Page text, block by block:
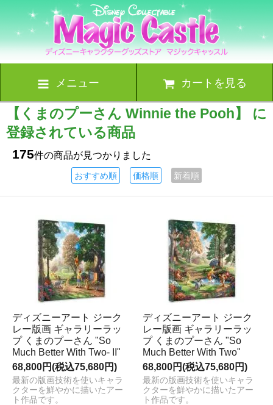
メニュー カートを見る
【くまのプーさん Winnie the Pooh】 に
登録されている商品
175件の商品が見つかりました
おすすめ順 価格順 新着順
ディズニーアート ジーク
レー版画 ギャラリーラッ
プ くまのプーさん "So
Much Better With Two- II"
68,800円(税込75,680円)
最新の版画技術を使いキャラ
クターを鮮やかに描いたアー
ト作品です。
ディズニーアート ジーク
レー版画 ギャラリーラッ
プ くまのプーさん "So
Much Better With Two"
68,800円(税込75,680円)
最新の版画技術を使いキャラ
クターを鮮やかに描いたアー
ト作品です。